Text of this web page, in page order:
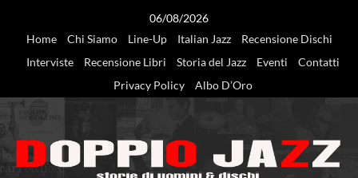
06/08/2026
Home
Chi Siamo Line-Up Italian Jazz
Recensione Dischi
Interviste
Recensione Libri Storia del Jazz Eventi
Contatti
Privacy Policy
Albo D’Oro